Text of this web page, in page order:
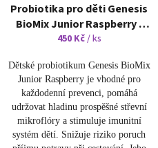
Probiotika pro děti Genesis
BioMix Junior Raspberry -
rozpustné sáčky s příchutí
450 Kč/ ks
Dětské probiotikum Genesis BioMix
Junior Raspberry je vhodné pro
každodenní prevenci, pomáhá
udržovat hladinu prospěšné střevní
mikroflóry a stimuluje imunitní
systém dětí. Snižuje riziko poruch